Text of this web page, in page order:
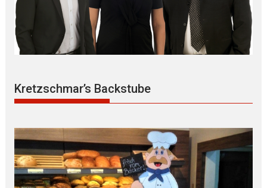
Kretzschmar’s Backstube